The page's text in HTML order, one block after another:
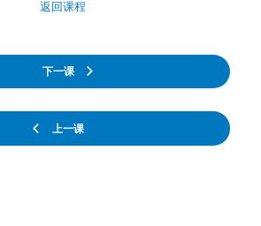
上一课
返回课程
下一课